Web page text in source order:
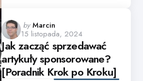
Posted
by
by Marcin
15 listopada, 2024
Jak zacząć sprzedawać
artykuły sponsorowane?
[Poradnik Krok po Kroku]